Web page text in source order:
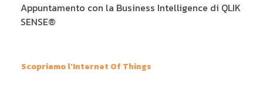
Appuntamento con la Business Intelligence di QLIK
SENSE®
Scopriamo l'Internet Of Things